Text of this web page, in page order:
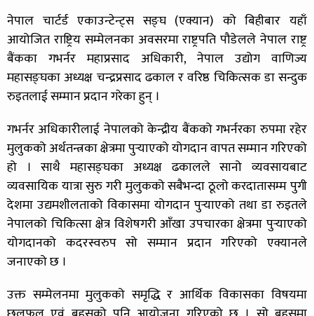
नेपाल चार्टर्ड एकाउन्टेन्ट्स सङ्घ (एक्यान) को बिहीबार यहाँ
आयोजित राष्ट्रिय सम्मेलनका अवसरमा राष्ट्रपति पौडेलले नेपाल राष्ट्र
बैंकका गभर्नर महाप्रसाद अधिकारी, नेपाल उद्योग वाणिज्य
महासङ्घका अध्यक्ष चन्द्रप्रसाद ढकाल र वरिष्ठ चिकित्सक डा सन्दुक
रुइतलाई सम्मान प्रदान गरेका हुन् ।
गभर्नर अधिकारीलाई नेपालको केन्द्रीय बैंकको गभर्नरका रुपमा रहेर
मुलुकको अर्थतन्त्रका क्षेत्रमा पुर्‍याएको योगदान वापत सम्मान गरिएको
हो । साथै महासङ्घका अध्यक्ष ढकालले सानो व्यवसायबाट
व्यवसायिक यात्रा सुरु गरी मुलुकको सबैभन्दा ठूलो करदातासम्म पुगी
देशमा उद्यमशीलताको विकासमा योगदान पुर्‍याएको तथा डा रुइतले
नेपालको चिकित्सा क्षेत्र विशेषगरी आँखा उपचारका क्षेत्रमा पुर्‍याएको
योगदानको कदरस्वरुप सो सम्मान प्रदान गरिएको एक्यानले
जनाएको छ ।
उक्त सम्मेलनमा मुलुकको समृद्धि र आर्थिक विकासका विषयमा